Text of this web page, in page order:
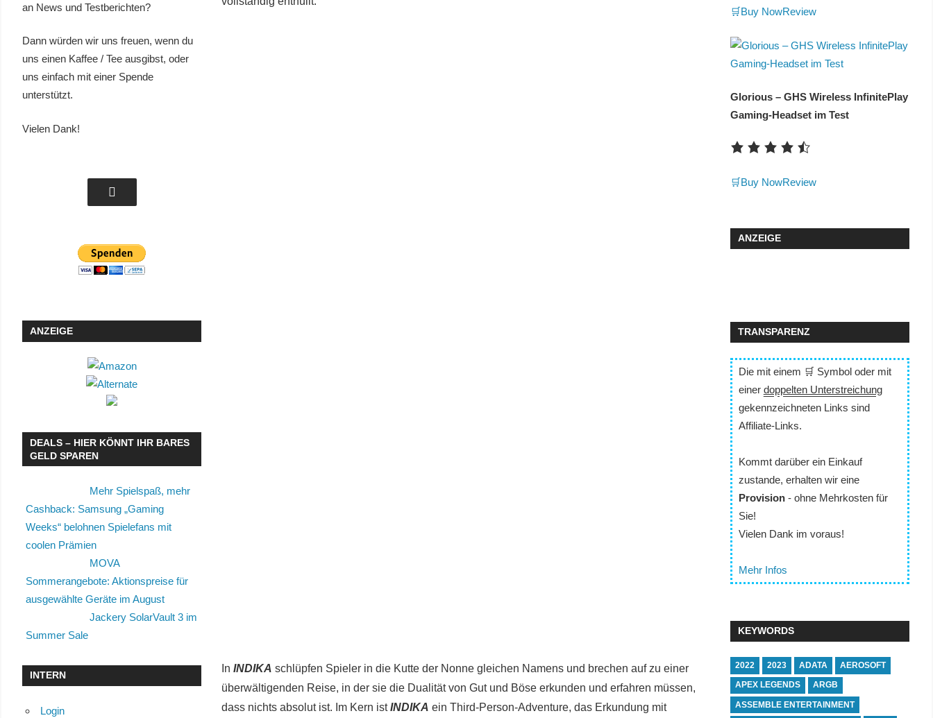
InINDIKA schlüpfen Spieler in die Kutte der Nonne gleichen Namens und brechen auf zu einer
überwältigenden Reise, in der sie die Dualität von Gut und Böse erkunden und erfahren müssen,
dass nichts absolut ist. Im Kern istINDIKA ein Third-Person-Adventure, das Erkundung mit
an News und Testberichten?
Dann würden wir uns freuen, wenn du
uns einen Kaffee / Tee ausgibst, oder
uns einfach mit einer Spende
unterstützt.
Vielen Dank!
ANZEIGE
DEALS – HIER KÖNNT IHR BARES
GELD SPAREN
Mehr Spielspaß, mehr
Cashback: Samsung „Gaming
Weeks“ belohnen Spielefans mit
coolen Prämien
MOVA
Sommerangebote: Aktionspreise für
ausgewählte Geräte im August
Jackery SolarVault 3 im
Summer Sale
INTERN
Login
🛒Buy NowReview
Glorious – GHS Wireless InfinitePlay
Gaming-Headset im Test
🛒Buy NowReview
ANZEIGE
TRANSPARENZ
Die mit einem 🛒 Symbol oder mit
einer doppelten Unterstreichung
gekennzeichneten Links sind
Affiliate-Links.
Kommt darüber ein Einkauf
zustande, erhalten wir eine
Provision- ohne Mehrkosten für
Sie!
Vielen Dank im voraus!
Mehr Infos
KEYWORDS
2022 2023 ADATA AEROSOFT
APEX LEGENDS ARGB
ASSEMBLE ENTERTAINMENT